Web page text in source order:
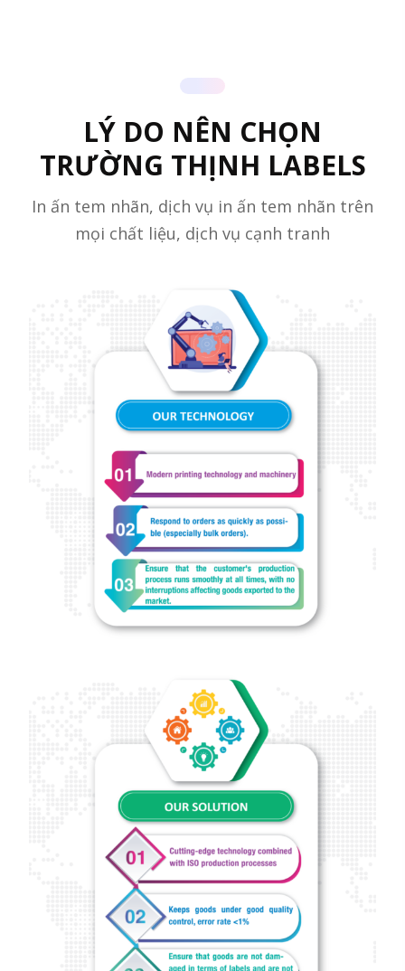
LÝ DO NÊN CHỌN
TRƯỜNG THỊNH LABELS
In ấn tem nhãn, dịch vụ in ấn tem nhãn trên
mọi chất liệu, dịch vụ cạnh tranh